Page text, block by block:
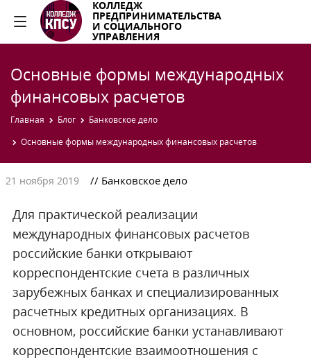
КОЛЛЕДЖ
ПРЕДПРИНИМАТЕЛЬСТВА
И СОЦИАЛЬНОГО
УПРАВЛЕНИЯ
Основные формы международных
финансовых расчетов
Главная Блог
Банковское дело
Основные формы международных финансовых расчетов
21 ноября 2019 // Банковское дело
Для практической реализации
международных финансовых расчетов
российские банки открывают
корреспондентские счета в различных
зарубежных банках и специализированных
расчетных кредитных организациях. В
основном, российские банки устанавливают
корреспондентские взаимоотношения с